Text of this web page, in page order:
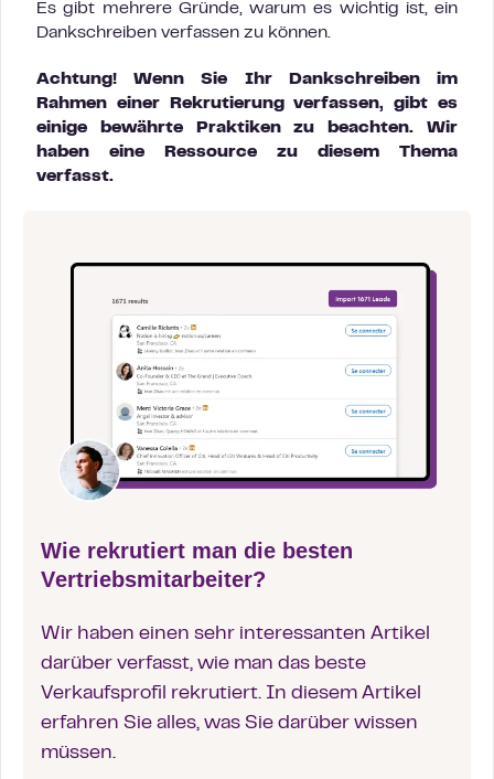
Es gibt mehrere Gründe, warum es wichtig ist, ein
Dankschreiben verfassen zu können.
Achtung! Wenn Sie Ihr Dankschreiben im
Rahmen einer Rekrutierung verfassen, gibt es
einige bewährte Praktiken zu beachten. Wir
haben eine Ressource zu diesem Thema
verfasst.
Wie rekrutiert man die besten
Vertriebsmitarbeiter?
Wir haben einen sehr interessanten Artikel
darüber verfasst, wie man das beste
Verkaufsprofil rekrutiert. In diesem Artikel
erfahren Sie alles, was Sie darüber wissen
müssen.